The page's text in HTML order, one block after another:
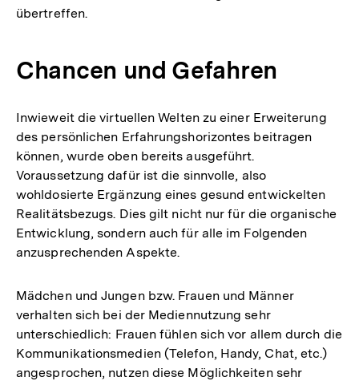
übertreffen.
Chancen und Gefahren
Inwieweit die virtuellen Welten zu einer Erweiterung
des persönlichen Erfahrungshorizontes beitragen
können, wurde oben bereits ausgeführt.
Voraussetzung dafür ist die sinnvolle, also
wohldosierte Ergänzung eines gesund entwickelten
Realitätsbezugs. Dies gilt nicht nur für die organische
Entwicklung, sondern auch für alle im Folgenden
anzusprechenden Aspekte.
Mädchen und Jungen bzw. Frauen und Männer
verhalten sich bei der Mediennutzung sehr
unterschiedlich: Frauen fühlen sich vor allem durch die
Kommunikationsmedien (Telefon, Handy, Chat, etc.)
angesprochen, nutzen diese Möglichkeiten sehr